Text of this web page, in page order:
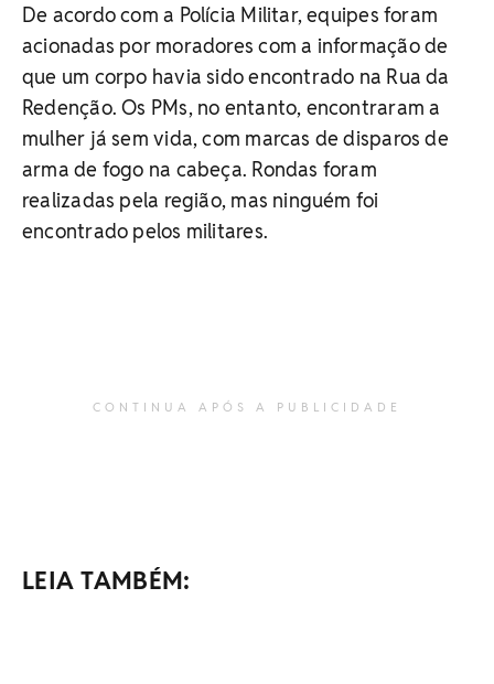
De acordo com a Polícia Militar, equipes foram
acionadas por moradores com a informação de
que um corpo havia sido encontrado na Rua da
Redenção. Os PMs, no entanto, encontraram a
mulher já sem vida, com marcas de disparos de
arma de fogo na cabeça. Rondas foram
realizadas pela região, mas ninguém foi
encontrado pelos militares.
CONTINUA APÓS A PUBLICIDADE
LEIA TAMBÉM: